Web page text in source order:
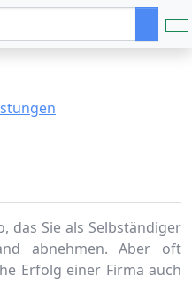
das Sie als Selbständiger
abnehmen. Aber oft
Erfolg einer Firma auch